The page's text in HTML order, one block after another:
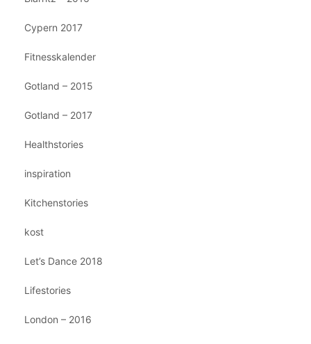
Cypern 2017
Fitnesskalender
Gotland – 2015
Gotland – 2017
Healthstories
inspiration
Kitchenstories
kost
Let’s Dance 2018
Lifestories
London – 2016